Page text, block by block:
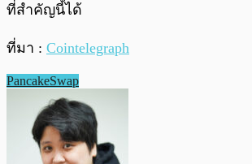
ที่สำคัญนี้ได้
ที่มา : Cointelegraph
PancakeSwap